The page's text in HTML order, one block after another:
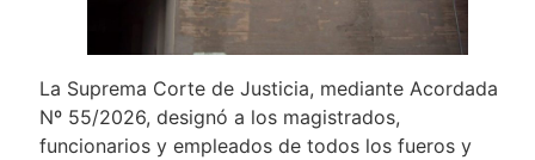
La Suprema Corte de Justicia, mediante Acordada
Nº 55/2026, designó a los magistrados,
funcionarios y empleados de todos los fueros y